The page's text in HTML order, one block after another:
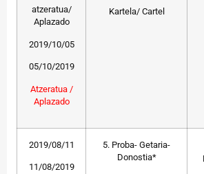
atzeratua/
Aplazado
2019/10/05
05/10/2019
Atzeratua /
Aplazado
Kartela/ Cartel
2019/08/11
11/08/2019
5. Proba- Getaria-
Donostia*